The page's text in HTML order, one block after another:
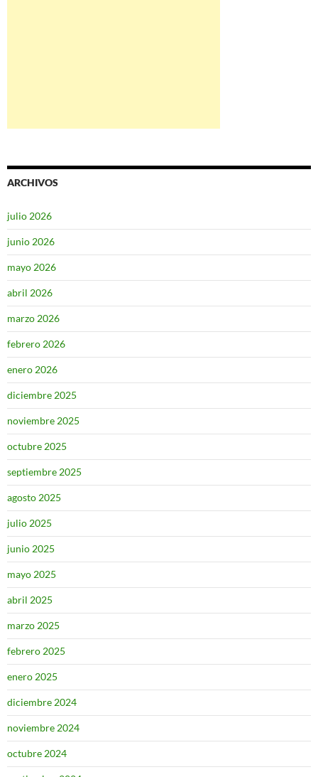
ARCHIVOS
julio 2026
junio 2026
mayo 2026
abril 2026
marzo 2026
febrero 2026
enero 2026
diciembre 2025
noviembre 2025
octubre 2025
septiembre 2025
agosto 2025
julio 2025
junio 2025
mayo 2025
abril 2025
marzo 2025
febrero 2025
enero 2025
diciembre 2024
noviembre 2024
octubre 2024